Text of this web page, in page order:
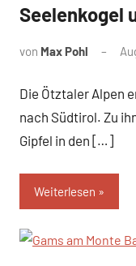
Seelenkogel
von Max Pohl
Die Ötztaler Alpen
nach Südtirol. Zu
Gipfel in den […]
Weiterlesen